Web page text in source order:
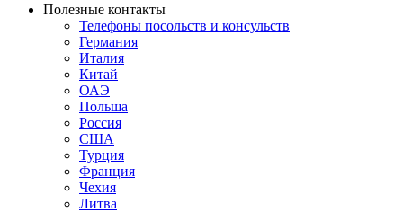
Полезные контакты
Телефоны посольств и консульств
Германия
Италия
Китай
ОАЭ
Польша
Россия
США
Турция
Франция
Чехия
Литва